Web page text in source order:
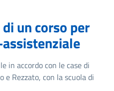
un corso per
in accordo con le case di
e Rezzato, con la scuola di